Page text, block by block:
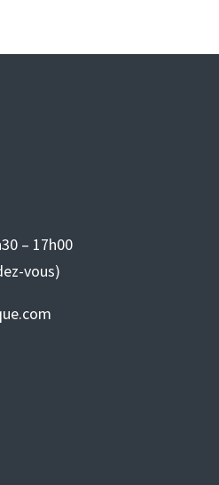
– 17h00
vous)